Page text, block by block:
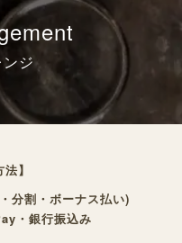
ジ
】
分割・ボーナス払い)
・銀行振込み